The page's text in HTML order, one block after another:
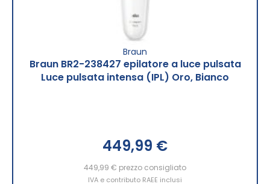
Braun
Braun BR2-238427 epilatore a luce pulsata
Luce pulsata intensa (IPL) Oro, Bianco
449,99 €
449,99 € prezzo consigliato
IVA e contributo RAEE inclusi